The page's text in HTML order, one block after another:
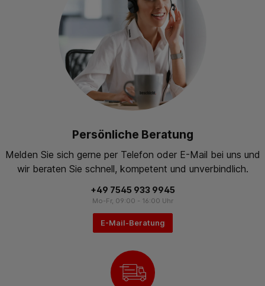
Persönliche Beratung
Melden Sie sich gerne per Telefon oder E-Mail bei uns und
wir beraten Sie schnell, kompetent und unverbindlich.
+49 7545 933 9945
Mo-Fr, 09:00 - 16:00 Uhr
E-Mail-Beratung